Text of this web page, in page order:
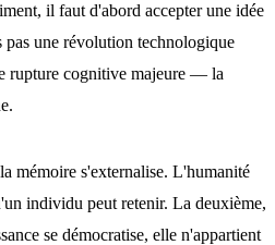
il faut d'abord accepter une idée
une révolution technologique
rupture cognitive majeure — la
mémoire s'externalise. L'humanité
individu peut retenir. La deuxième,
se démocratise, elle n'appartient